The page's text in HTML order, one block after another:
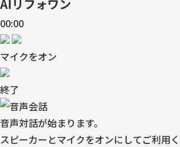
AIリフォワン
00:00
マイクをオン
終了
音声対話が始まります。
スピーカーとマイクをオンにしてご利用く